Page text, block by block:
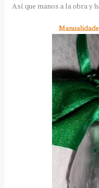
Así que manos a la obra y